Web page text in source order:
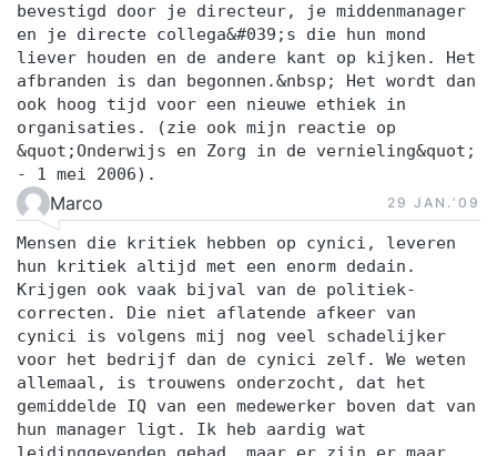
bevestigd door je directeur, je middenmanager
en je directe collega&#039;s die hun mond
liever houden en de andere kant op kijken. Het
afbranden is dan begonnen.&nbsp; Het wordt dan
ook hoog tijd voor een nieuwe ethiek in
organisaties. (zie ook mijn reactie op
&quot;Onderwijs en Zorg in de vernieling&quot;
- 1 mei 2006).
Marco 29 JAN.‘09
Mensen die kritiek hebben op cynici, leveren
hun kritiek altijd met een enorm dedain.
Krijgen ook vaak bijval van de politiek-
correcten. Die niet aflatende afkeer van
cynici is volgens mij nog veel schadelijker
voor het bedrijf dan de cynici zelf. We weten
allemaal, is trouwens onderzocht, dat het
gemiddelde IQ van een medewerker boven dat van
hun manager ligt. Ik heb aardig wat
leidinggevenden gehad, maar er zijn er maar